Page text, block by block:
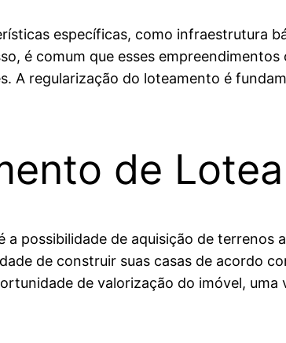
específicas, como infraestrutura
é comum que esses
A regularização do loteamento é
de
possibilidade de aquisição de terrenos
de construir suas casas de acordo
de valorização do imóvel, uma